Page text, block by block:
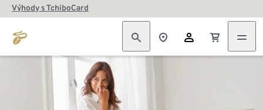
Výhody s TchiboCard